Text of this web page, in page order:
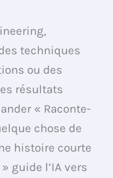
techniques
ou des
résultats
« Raconte-
chose de
histoire courte
guide l’IA vers